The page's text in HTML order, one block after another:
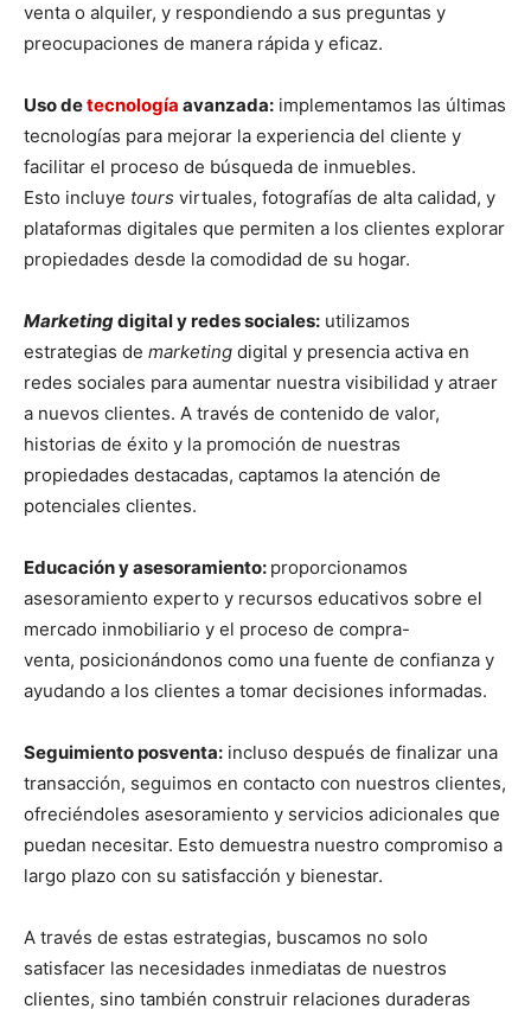
venta o alquiler, y respondiendo a sus preguntas y
preocupaciones de manera rápida y eficaz.
Uso detecnología avanzada: implementamos las últimas
tecnologías para mejorar la experiencia del cliente y
facilitar el proceso de búsqueda de inmuebles.
Esto incluye tours virtuales, fotografías de alta calidad, y
plataformas digitales que permiten a los clientes explorar
propiedades desde la comodidad de su hogar.
Marketingdigital y redes sociales: utilizamos
estrategias de marketing digital y presencia activa en
redes sociales para aumentar nuestra visibilidad y atraer
a nuevos clientes. A través de contenido de valor,
historias de éxito y la promoción de nuestras
propiedades destacadas, captamos la atención de
potenciales clientes.
Educación y asesoramiento: proporcionamos
asesoramiento experto y recursos educativos sobre el
mercado inmobiliario y el proceso de compra-
venta, posicionándonos como una fuente de confianza y
ayudando a los clientes a tomar decisiones informadas.
Seguimiento posventa: incluso después de finalizar una
transacción, seguimos en contacto con nuestros clientes,
ofreciéndoles asesoramiento y servicios adicionales que
puedan necesitar. Esto demuestra nuestro compromiso a
largo plazo con su satisfacción y bienestar.
A través de estas estrategias, buscamos no solo
satisfacer las necesidades inmediatas de nuestros
clientes, sino también construir relaciones duraderas